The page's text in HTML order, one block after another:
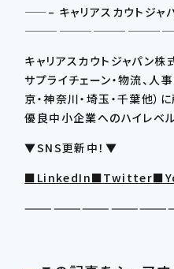
——– キャリアスカウトジャ
キャリアスカウトジャパン株
サプライチェーン・物流、人
京・神奈川・埼玉・千葉他
優良中小企業へのハイレベ
▼SNS更新中！▼
■LinkedIn■Twitter